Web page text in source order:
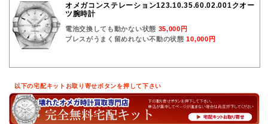
オメガコンステレーション123.10.35.60.02.001クオー
ツ腕時計
電池交換しても動かない状態 35,000円
ブレスがうまく留めれない不動の状態10,000円
以下の宅配キットお取り寄せボタンを押して下さい